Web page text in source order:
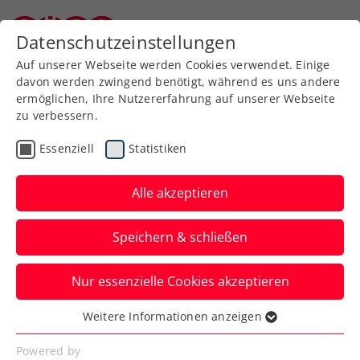
Zurück zur Newsübersicht
WTA
Upper Austria Ladies
Linz: Muchová fliegt
weiter durch den Raster
Die French-Open-Finalistin 2023 steht
beim WTA-500-Turnier in Oberösterreich
unter den letzten Vier.
Verfasst von: Presseaussendung / Redaktion, 31.01.2025
Datenschutzeinstellungen
Auf unserer Webseite werden Cookies verwendet. Einige
davon werden zwingend benötigt, während es uns andere
ermöglichen, Ihre Nutzererfahrung auf unserer Webseite
zu verbessern.
Essenziell Statistiken
Alle akzeptieren
Speichern & schließen
Nur essenzielle Cookies akzeptieren
Essenziell
Essenzielle Cookies werden für grundlegende
Weitere Informationen anzeigen
Powered by